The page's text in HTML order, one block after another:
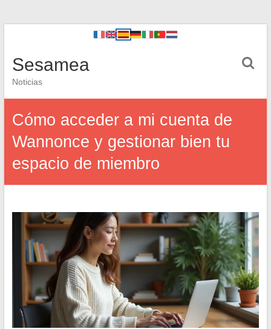
Sesamea
Noticias
Cómo acceder a mi cuenta de
Wannonce y gestionar bien tu
espacio de miembro